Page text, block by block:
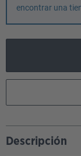
encontrar una
Descripción